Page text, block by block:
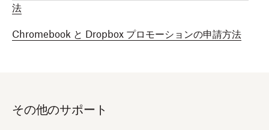
法
Chromebook と Dropbox プロモーションの申請方法
その他のサポート